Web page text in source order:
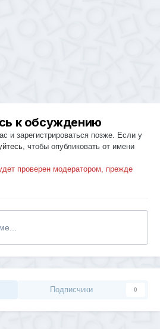
к обсуждению
и зарегистрироваться позже. Если у
, чтобы опубликовать от имени
проверен модератором, прежде
Подписчики 0